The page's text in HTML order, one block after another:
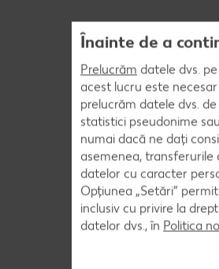
Înainte de a
Prelucrăm datele dvs.
acest lucru este
prelucrăm datele dvs.
statistici pseudonime
numai dacă ne dați
asemenea,
datelor cu caracter
Opțiunea „Setări”
inclusiv cu privire la
datelor dvs., în Politica